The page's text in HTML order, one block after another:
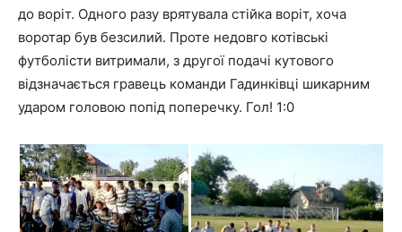
до воріт. Одного разу врятувала стійка воріт, хоча
воротар був безсилий. Проте недовго котівські
футболісти витримали, з другої подачі кутового
відзначається гравець команди Гадинківці шикарним
ударом головою попід поперечку. Гол! 1:0